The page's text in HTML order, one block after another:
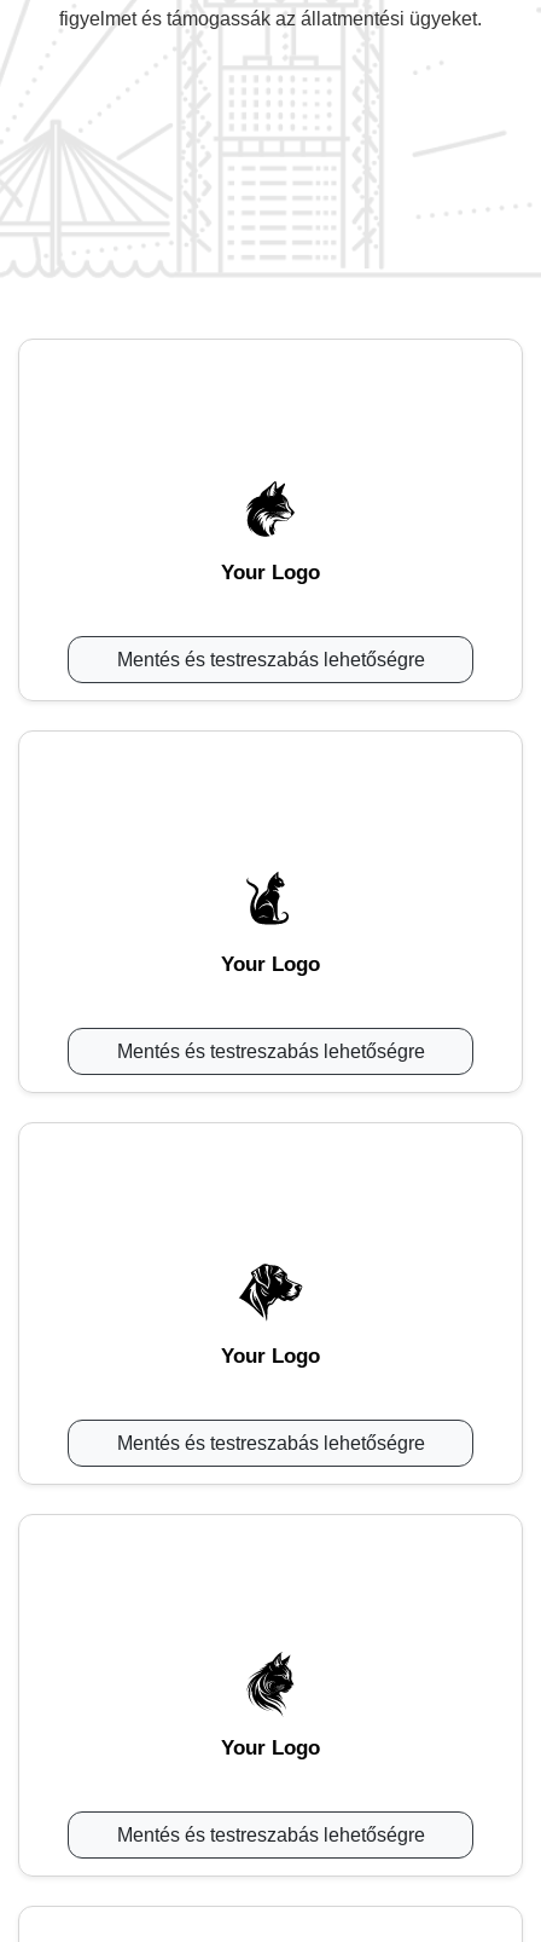
figyelmet és támogassák az állatmentési ügyeket.
Your Logo
Mentés és testreszabás lehetőségre
Your Logo
Mentés és testreszabás lehetőségre
Your Logo
Mentés és testreszabás lehetőségre
Your Logo
Mentés és testreszabás lehetőségre